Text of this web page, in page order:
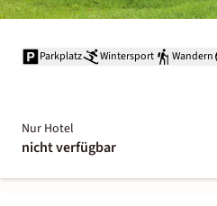
Parkplatz Wintersport Wandern
Nur Hotel
nicht verfügbar